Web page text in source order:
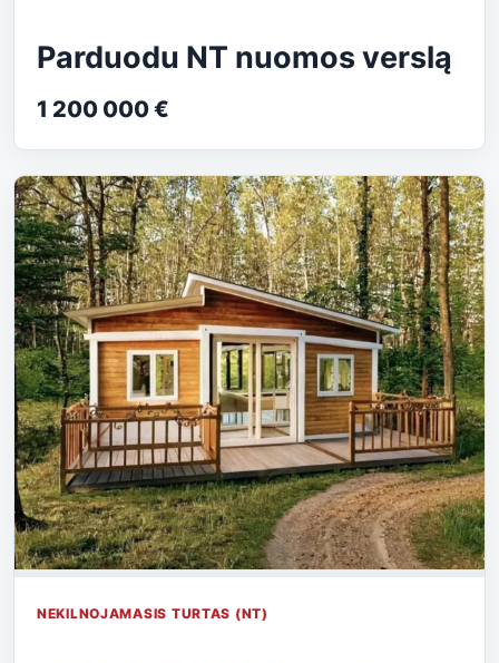
Parduodu NT nuomos verslą
1 200 000 €
NEKILNOJAMASIS TURTAS (NT)